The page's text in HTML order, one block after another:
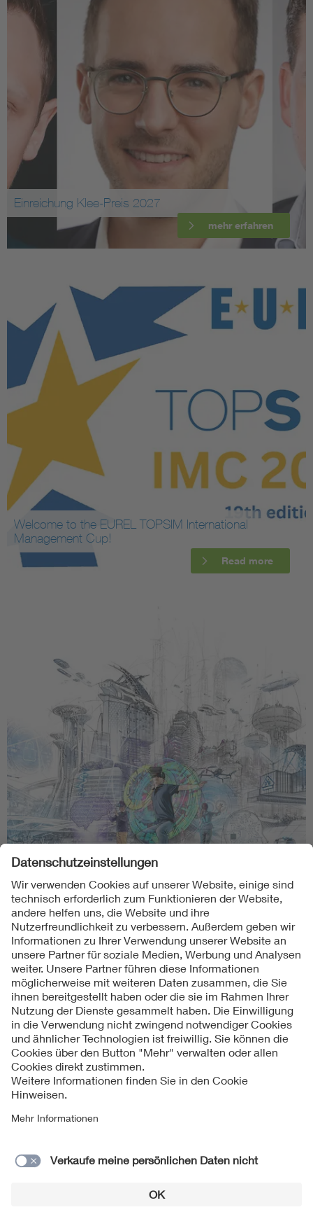
Einreichung Klee-Preis 2027
mehr erfahren
Welcome to the EUREL TOPSIM International
Management Cup!
Read more
VDE Bayern Schülerforum
Mehr erfahren